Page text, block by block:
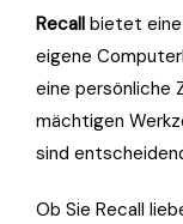
Recall bietet eine
eigene
eine persönliche
mächtigen
sind
Ob Sie Recall